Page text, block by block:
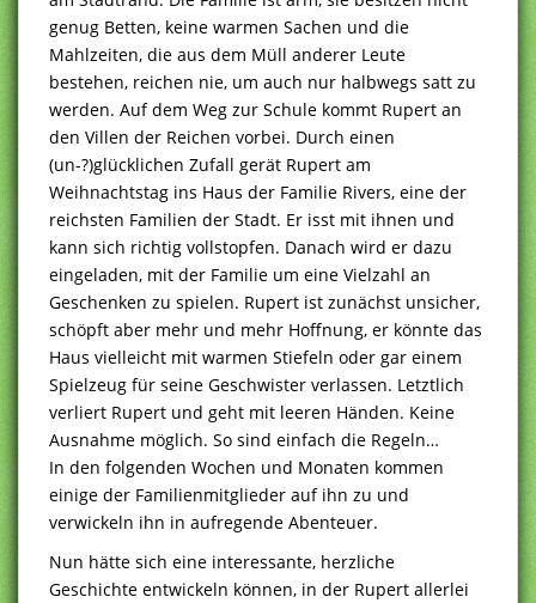
genug Betten, keine warmen Sachen und die
Mahlzeiten, die aus dem Müll anderer Leute
bestehen, reichen nie, um auch nur halbwegs satt zu
werden. Auf dem Weg zur Schule kommt Rupert an
den Villen der Reichen vorbei. Durch einen
(un-?)glücklichen Zufall gerät Rupert am
Weihnachtstag ins Haus der Familie Rivers, eine der
reichsten Familien der Stadt. Er isst mit ihnen und
kann sich richtig vollstopfen. Danach wird er dazu
eingeladen, mit der Familie um eine Vielzahl an
Geschenken zu spielen. Rupert ist zunächst unsicher,
schöpft aber mehr und mehr Hoffnung, er könnte das
Haus vielleicht mit warmen Stiefeln oder gar einem
Spielzeug für seine Geschwister verlassen. Letztlich
verliert Rupert und geht mit leeren Händen. Keine
Ausnahme möglich. So sind einfach die Regeln…
In den folgenden Wochen und Monaten kommen
einige der Familienmitglieder auf ihn zu und
verwickeln ihn in aufregende Abenteuer.
Nun hätte sich eine interessante, herzliche
Geschichte entwickeln können, in der Rupert allerlei